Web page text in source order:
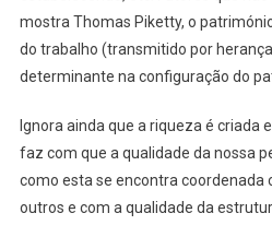
mostra Thomas Piketty, o
do trabalho (transmitido por
determinante na configuração do
Ignora ainda que a riqueza é criada
faz com que a qualidade da nossa
como esta se encontra coordenada
outros e com a qualidade da